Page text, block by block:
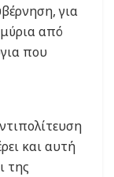
για
από
που
και αυτή
της